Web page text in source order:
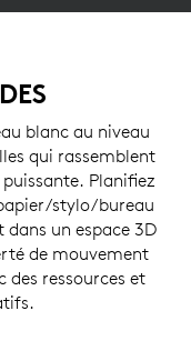
blanc au niveau
qui rassemblent
Planifiez
stylo/bureau
un espace 3D
de mouvement
ressources et